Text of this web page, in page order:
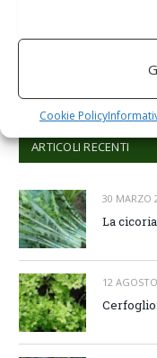
Cookie Policy
ARTICOLI RECENTI
30 MARZO
La cicoria
12